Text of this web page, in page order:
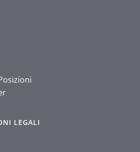
LEGALI